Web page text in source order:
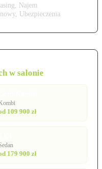
Najem
Ubezpieczenia
w salonie
109 900 zł
179 900 zł